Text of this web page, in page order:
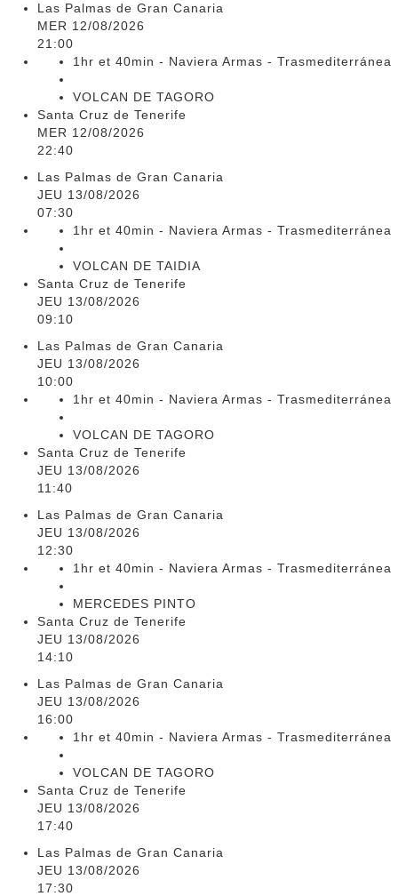
Las Palmas de Gran Canaria
MER 12/08/2026
21:00
1hr et 40min - Naviera Armas - Trasmediterránea
VOLCAN DE TAGORO
Santa Cruz de Tenerife
MER 12/08/2026
22:40
Las Palmas de Gran Canaria
JEU 13/08/2026
07:30
1hr et 40min - Naviera Armas - Trasmediterránea
VOLCAN DE TAIDIA
Santa Cruz de Tenerife
JEU 13/08/2026
09:10
Las Palmas de Gran Canaria
JEU 13/08/2026
10:00
1hr et 40min - Naviera Armas - Trasmediterránea
VOLCAN DE TAGORO
Santa Cruz de Tenerife
JEU 13/08/2026
11:40
Las Palmas de Gran Canaria
JEU 13/08/2026
12:30
1hr et 40min - Naviera Armas - Trasmediterránea
MERCEDES PINTO
Santa Cruz de Tenerife
JEU 13/08/2026
14:10
Las Palmas de Gran Canaria
JEU 13/08/2026
16:00
1hr et 40min - Naviera Armas - Trasmediterránea
VOLCAN DE TAGORO
Santa Cruz de Tenerife
JEU 13/08/2026
17:40
Las Palmas de Gran Canaria
JEU 13/08/2026
17:30